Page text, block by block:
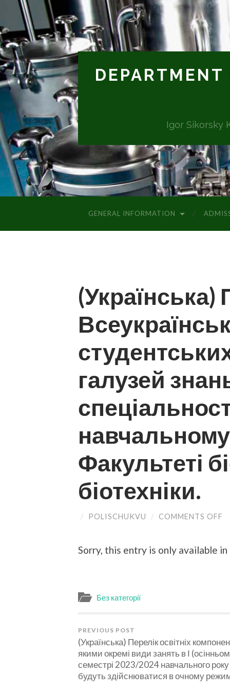
Igor Sikorsky
GENERAL INFORMATION
(Українська)
галузей
Факультеті
біотехніки.
/ POLISCHUKVU / COMMENTS OFF
НА
Sorry, this entry is only available in
Без категорії
PREVIOUS POST
(Українська) Перелік освітніх
якими окремі види занять в І
семестрі 2023/2024 навчального року
будуть здійснюватися в очному